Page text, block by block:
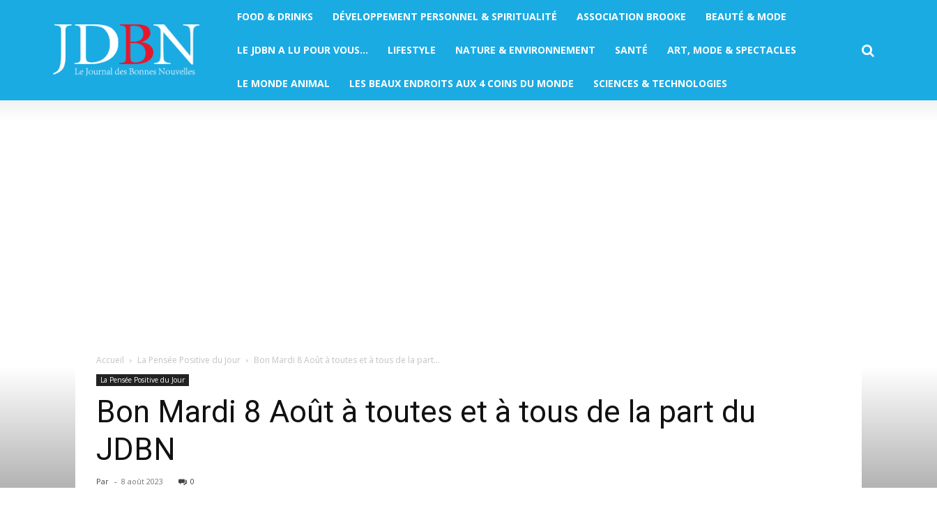
FOOD & DRINKS DÉVELOPPEMENT PERSONNEL & SPIRITUALITÉ ASSOCIATION BROOKE BEAUTÉ & MODE
LE JDBN A LU POUR VOUS… LIFESTYLE NATURE & ENVIRONNEMENT SANTÉ ART, MODE & SPECTACLES
LE MONDE ANIMAL LES BEAUX ENDROITS AUX 4 COINS DU MONDE SCIENCES & TECHNOLOGIES
Accueil La Pensée Positive du Jour Bon Mardi 8 Août à toutes et à tous de la part...
La Pensée Positive du Jour
Bon Mardi 8 Août à toutes et à tous de la part du
JDBN
Par - 8 août 2023 0